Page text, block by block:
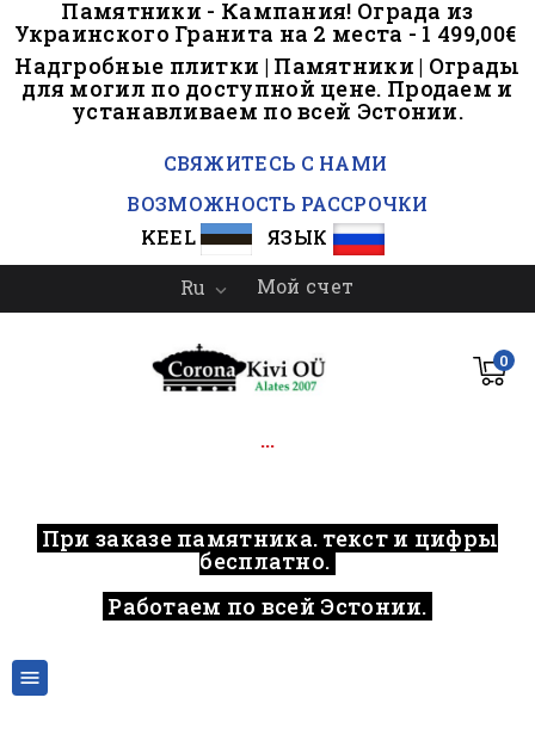
Памятники - Кампания! Ограда из
Украинского Гранита на 2 места - 1 499,00€
Надгробные плитки | Памятники | Ограды
для могил по доступной цене. Продаем и
устанавливаем по всей Эстонии.
СВЯЖИТЕСЬ С НАМИ
ВОЗМОЖНОСТЬ РАССРОЧКИ
KEEL
ЯЗЫК
Мой счет
Ru 
0
...
При заказе памятника, текст и цифры
бесплатно.
Работаем по всей Эстонии.
